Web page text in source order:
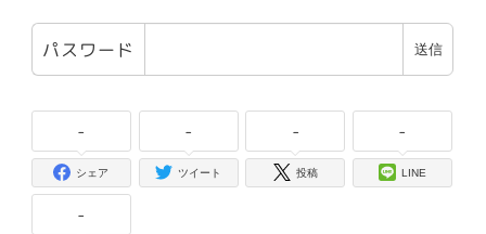
パスワード
-
シェア
-
ツイート
-
投稿
-
LINE
-